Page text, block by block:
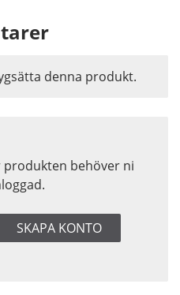
produkten behöver ni
SKAPA KONTO
denna produkt.